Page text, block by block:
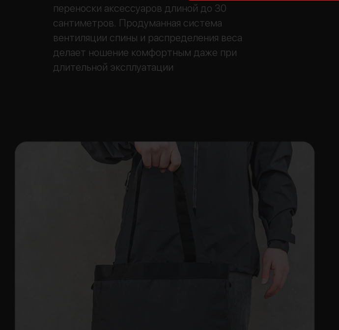
переноски аксессуаров длиной до 30
сантиметров. Продуманная система
вентиляции спины и распределения веса
делает ношение комфортным даже при
длительной эксплуатации